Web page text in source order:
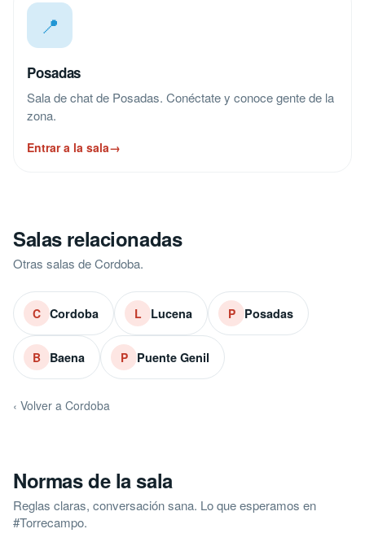
📍
Posadas
Sala de chat de Posadas. Conéctate y conoce gente de la
zona.
Entrar a la sala→
Salas relacionadas
Otras salas de Cordoba.
C Cordoba L Lucena P Posadas
B Baena P Puente Genil
‹ Volver a Cordoba
Normas de la sala
Reglas claras, conversación sana. Lo que esperamos en
#Torrecampo.